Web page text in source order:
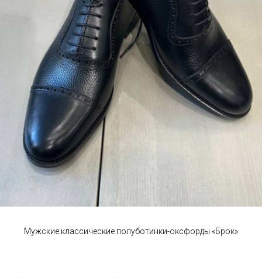
Мужские классические полуботинки-оксфорды «Брок»